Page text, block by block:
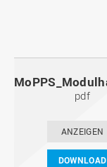
pdf
ANZEIGEN
DOWNLOAD